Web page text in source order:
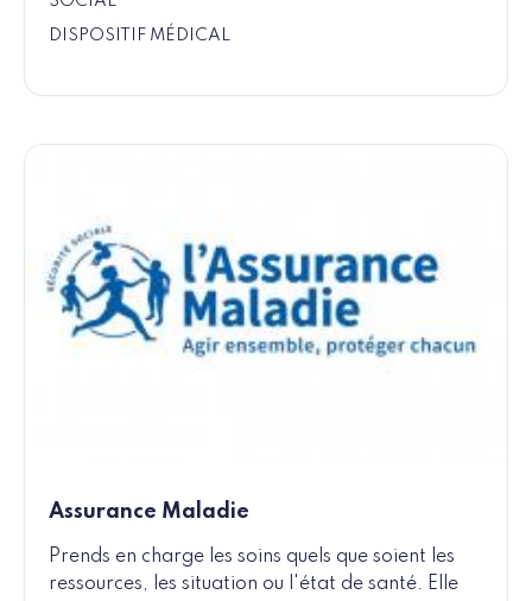
DISPOSITIF MÉDICAL
Assurance Maladie
Prends en charge les soins quels que soient les
ressources, les situation ou l'état de santé. Elle